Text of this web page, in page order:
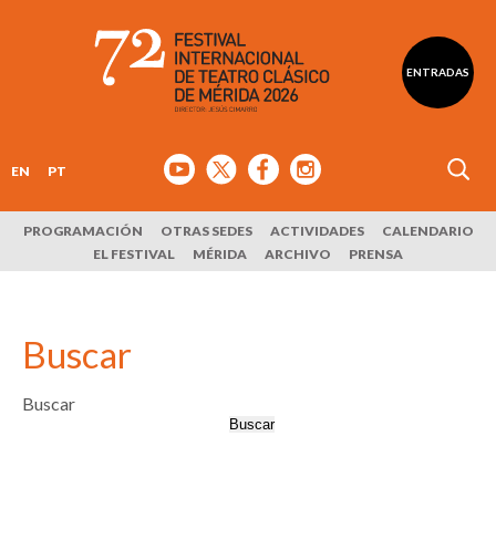
ENTRADAS
EN PT
PROGRAMACIÓN OTRAS SEDES ACTIVIDADES
CALENDARIO
EL FESTIVAL
MÉRIDA ARCHIVO PRENSA
Buscar
Buscar
Buscar